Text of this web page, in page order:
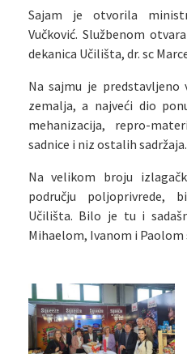
Sajam je otvorila
Vučković. Službenom
dekanica Učilišta, dr. sc
Na sajmu je predstavljeno
zemalja, a najveći dio
mehanizacija, repro-
sadnice i niz ostalih sadržaja.
Na velikom broju
području poljoprivrede,
Učilišta. Bilo je tu i
Mihaelom, Ivanom i